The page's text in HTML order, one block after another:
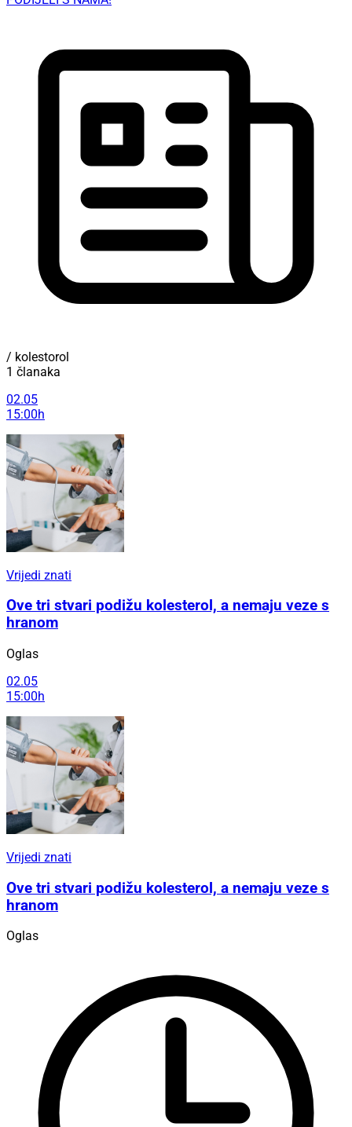
/ kolestorol
1 članaka
02.05
15:00h
Vrijedi znati
Ove tri stvari podižu kolesterol, a nemaju veze s
hranom
Oglas
02.05
15:00h
Vrijedi znati
Ove tri stvari podižu kolesterol, a nemaju veze s
hranom
Oglas